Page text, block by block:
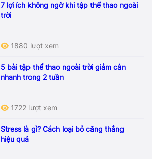
7 lợi ích không ngờ khi tập thể thao ngoài
trời
1880 lượt xem
5 bài tập thể thao ngoài trời giảm cân
nhanh trong 2 tuần
1722 lượt xem
Stress là gì? Cách loại bỏ căng thẳng
hiệu quả